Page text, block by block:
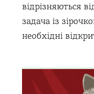
відрізняються
задача із
необхідні